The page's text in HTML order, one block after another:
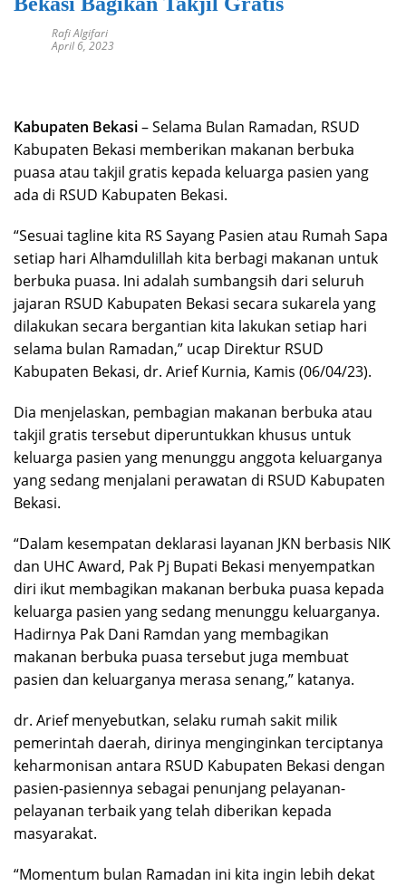
Rafi Algifari
April 6, 2023
Kabupaten Bekasi– Selama Bulan Ramadan, RSUD
Kabupaten Bekasi memberikan makanan berbuka
puasa atau takjil gratis kepada keluarga pasien yang
ada di RSUD Kabupaten Bekasi.
“Sesuai tagline kita RS Sayang Pasien atau Rumah Sapa
setiap hari Alhamdulillah kita berbagi makanan untuk
berbuka puasa. Ini adalah sumbangsih dari seluruh
jajaran RSUD Kabupaten Bekasi secara sukarela yang
dilakukan secara bergantian kita lakukan setiap hari
selama bulan Ramadan,” ucap Direktur RSUD
Kabupaten Bekasi, dr. Arief Kurnia, Kamis (06/04/23).
Dia menjelaskan, pembagian makanan berbuka atau
takjil gratis tersebut diperuntukkan khusus untuk
keluarga pasien yang menunggu anggota keluarganya
yang sedang menjalani perawatan di RSUD Kabupaten
Bekasi.
“Dalam kesempatan deklarasi layanan JKN berbasis NIK
dan UHC Award, Pak Pj Bupati Bekasi menyempatkan
diri ikut membagikan makanan berbuka puasa kepada
keluarga pasien yang sedang menunggu keluarganya.
Hadirnya Pak Dani Ramdan yang membagikan
makanan berbuka puasa tersebut juga membuat
pasien dan keluarganya merasa senang,” katanya.
dr. Arief menyebutkan, selaku rumah sakit milik
pemerintah daerah, dirinya menginginkan terciptanya
keharmonisan antara RSUD Kabupaten Bekasi dengan
pasien-pasiennya sebagai penunjang pelayanan-
pelayanan terbaik yang telah diberikan kepada
masyarakat.
“Momentum bulan Ramadan ini kita ingin lebih dekat